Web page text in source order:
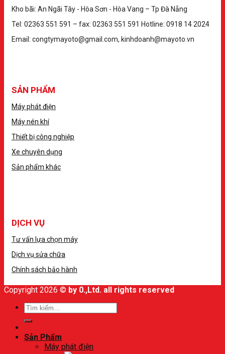
Kho bãi: An Ngãi Tây - Hòa Sơn - Hòa Vang – Tp Đà Nẵng
Tel: 02363 551 591 – fax: 02363 551 591 Hotline: 0918 14 2024
Email: congtymayoto@gmail.com, kinhdoanh@mayoto.vn
SẢN PHẨM
Máy phát điện
Máy nén khí
Thiết bị công nghiệp
Xe chuyên dụng
Sản phẩm khác
DỊCH VỤ
Tư vấn lựa chọn máy
Dịch vụ sửa chữa
Chính sách bảo hành
Copyright 2026 © by 0.,Ltd. all rights reserved
Sản Phẩm
Máy phát điện